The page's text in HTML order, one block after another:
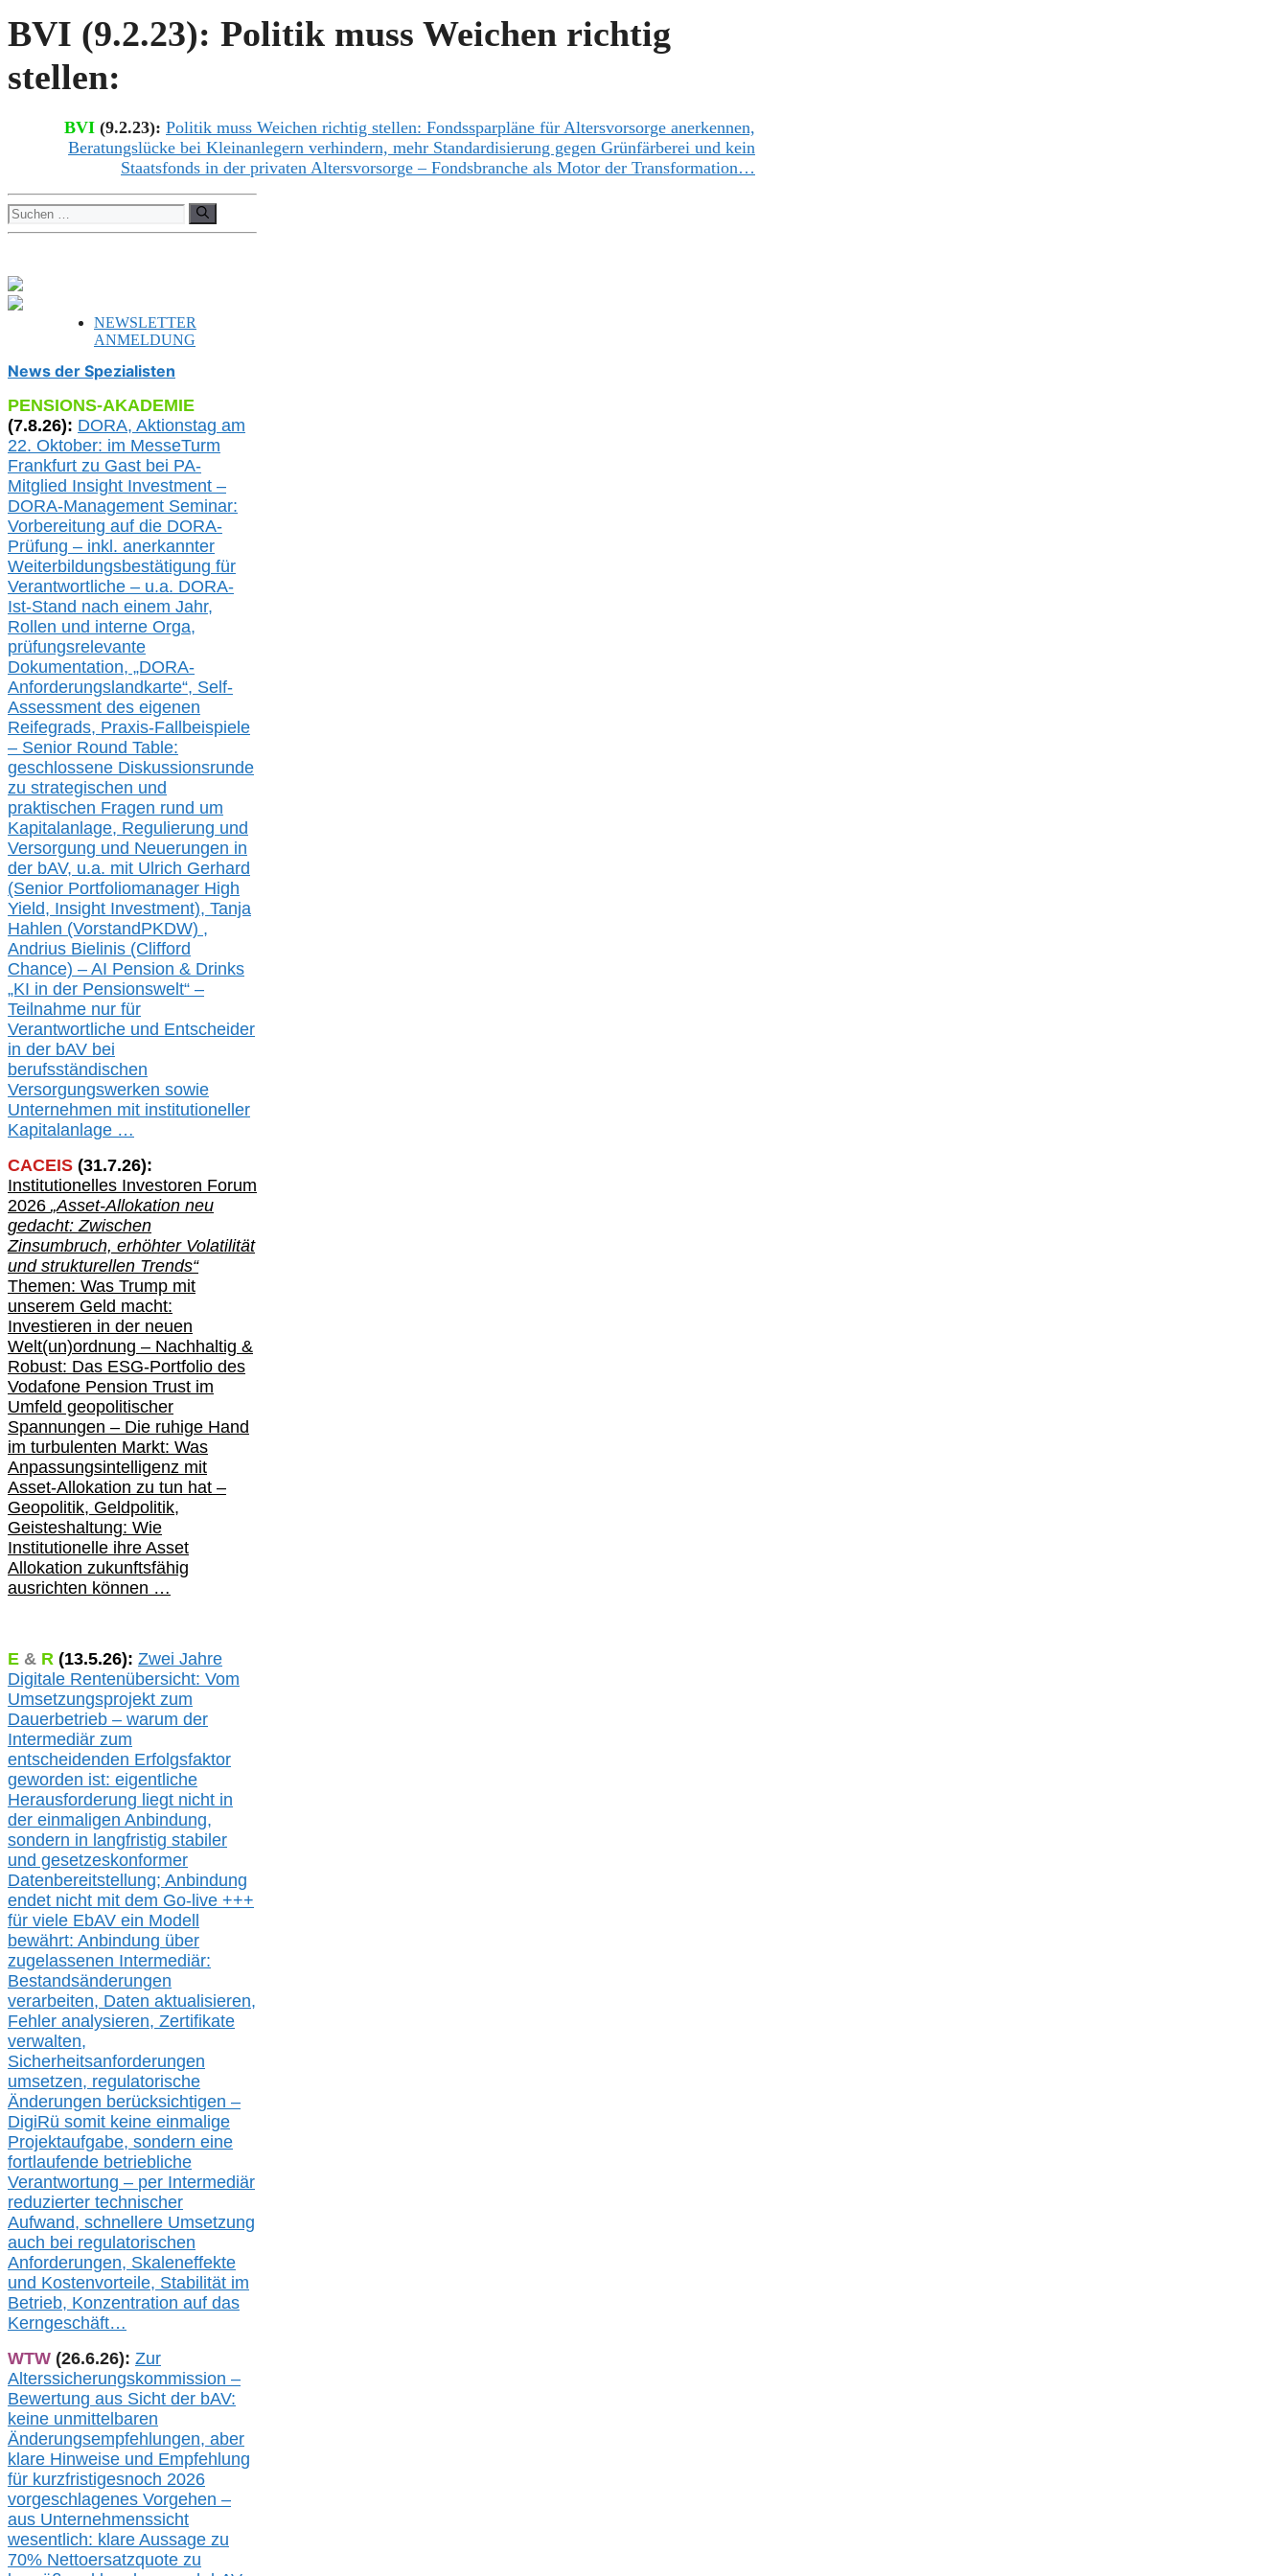
BVI (9.2.23): Politik muss Weichen richtig
stellen:
BVI (9.2.23): Politik muss Weichen richtig stellen: Fondssparpläne für Altersvorsorge anerkennen,
Beratungslücke bei Kleinanlegern verhindern, mehr Standardisierung gegen Grünfärberei und kein
Staatsfonds in der privaten Altersvorsorge – Fondsbranche als Motor der Transformation…
Suchen
nach:
NEWSLETTER
ANMELDUNG
News der Spezialisten
PENSIONS-AKADEMIE
(7.8.26): DORA, Aktionstag am
22. Oktober: im MesseTurm
Frankfurt zu Gast bei PA-
Mitglied Insight Investment –
DORA-Management Seminar:
Vorbereitung auf die DORA-
Prüfung – inkl. anerkannter
Weiterbildungsbestätigung für
Verantwortliche – u.a. DORA-
Ist-Stand nach einem Jahr,
Rollen und interne Orga,
prüfungsrelevante
Dokumentation, „DORA-
Anforderungslandkarte“, Self-
Assessment des eigenen
Reifegrads, Praxis-Fallbeispiele
– Senior Round Table:
geschlossene Diskussionsrunde
zu strategischen und
praktischen Fragen rund um
Kapitalanlage, Regulierung und
Versorgung und Neuerungen in
der bAV, u.a. mit Ulrich Gerhard
(Senior Portfoliomanager High
Yield, Insight Investment), Tanja
Hahlen (VorstandPKDW) ,
Andrius Bielinis (Clifford
Chance) – AI Pension & Drinks
„KI in der Pensionswelt“ –
Teilnahme nur für
Verantwortliche und Entscheider
in der bAV bei
berufsständischen
Versorgungswerken sowie
Unternehmen mit institutioneller
Kapitalanlage …
CACEIS (31.7.26):
Institutionelles Investoren Forum
2026 „Asset-Allokation neu
gedacht: Zwischen
Zinsumbruch, erhöhter Volatilität
und strukturellen Trends“
Themen: Was Trump mit
unserem Geld macht:
Investieren in der neuen
Welt(un)ordnung – Nachhaltig &
Robust: Das ESG-Portfolio des
Vodafone Pension Trust im
Umfeld geopolitischer
Spannungen – Die ruhige Hand
im turbulenten Markt: Was
Anpassungsintelligenz mit
Asset-Allokation zu tun hat –
Geopolitik, Geldpolitik,
Geisteshaltung: Wie
Institutionelle ihre Asset
Allokation zukunftsfähig
ausrichten können …
E & R (13.5.26): Zwei Jahre
Digitale Rentenübersicht: Vom
Umsetzungsprojekt zum
Dauerbetrieb – warum der
Intermediär zum
entscheidenden Erfolgsfaktor
geworden ist: eigentliche
Herausforderung liegt nicht in
der einmaligen Anbindung,
sondern in langfristig stabiler
und gesetzeskonformer
Datenbereitstellung; Anbindung
endet nicht mit dem Go-live +++
für viele EbAV ein Modell
bewährt: Anbindung über
zugelassenen Intermediär:
Bestandsänderungen
verarbeiten, Daten aktualisieren,
Fehler analysieren, Zertifikate
verwalten,
Sicherheitsanforderungen
umsetzen, regulatorische
Änderungen berücksichtigen –
DigiRü somit keine einmalige
Projektaufgabe, sondern eine
fortlaufende betriebliche
Verantwortung – per Intermediär
reduzierter technischer
Aufwand, schnellere Umsetzung
auch bei regulatorischen
Anforderungen, Skaleneffekte
und Kostenvorteile, Stabilität im
Betrieb, Konzentration auf das
Kerngeschäft…
WTW (26.6.26): Zur
Alterssicherungskommission –
Bewertung aus Sicht der bAV:
keine unmittelbaren
Änderungsempfehlungen, aber
klare Hinweise und Empfehlung
für kurzfristigesnoch 2026
vorgeschlagenes Vorgehen –
aus Unternehmenssicht
wesentlich: klare Aussage zu
70% Nettoersatzquote zu